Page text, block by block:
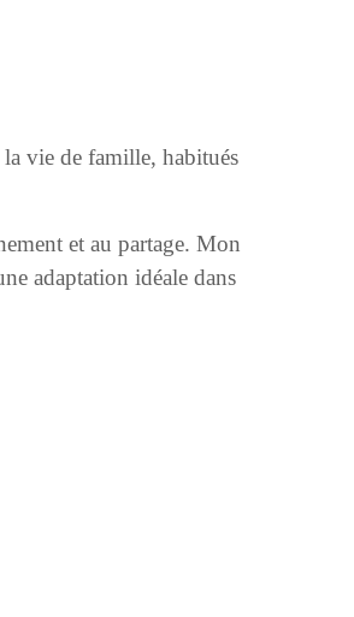
vie de famille, habitués
et au partage. Mon
adaptation idéale dans